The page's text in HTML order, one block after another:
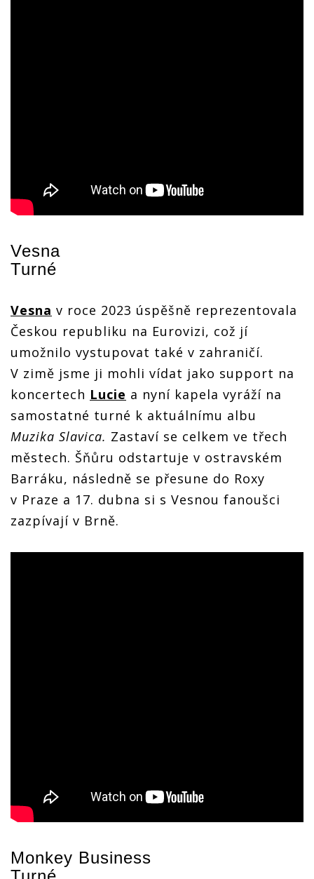
Vesna
Turné
Vesna v roce 2023 úspěšně reprezentovala
Českou republiku na Eurovizi, což jí
umožnilo vystupovat také v zahraničí.
V zimě jsme ji mohli vídat jako support na
koncertech Lucie a nyní kapela vyráží na
samostatné turné k aktuálnímu albu
Muzika Slavica. Zastaví se celkem ve třech
městech. Šňůru odstartuje v ostravském
Barráku, následně se přesune do Roxy
v Praze a 17. dubna si s Vesnou fanoušci
zazpívají v Brně.
Monkey Business